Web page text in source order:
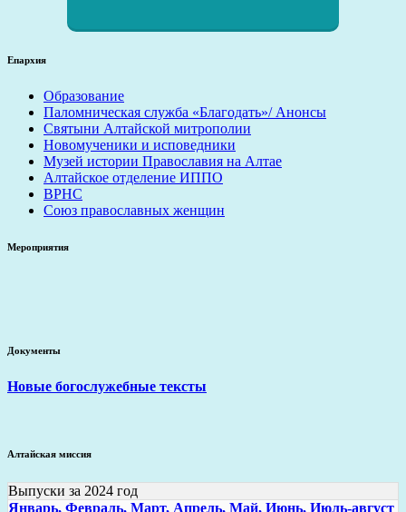
Епархия
Образование
Паломническая служба «Благодать»/ Анонсы
Святыни Алтайской митрополии
Новомученики и исповедники
Музей истории Православия на Алтае
Алтайское отделение ИППО
ВРНС
Союз православных женщин
Мероприятия
Документы
Новые богослужебные тексты
Алтайская миссия
Выпуски за 2024 год
Январь, Февраль, Март, Апрель, Май, Июнь, Июль-август